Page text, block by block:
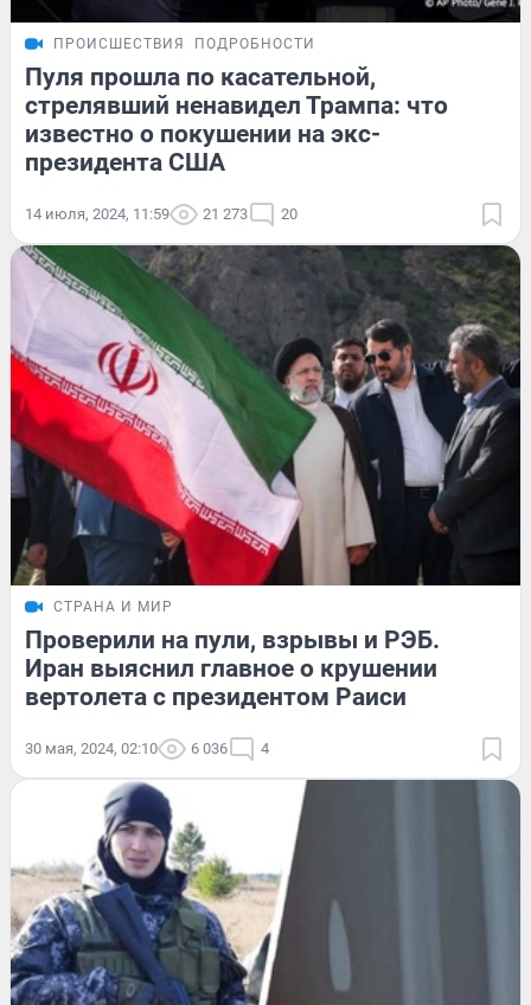
ПРОИСШЕСТВИЯ ПОДРОБНОСТИ
Пуля прошла по касательной,
стрелявший ненавидел Трампа: что
известно о покушении на экс-
президента США
14 июля, 2024, 11:59 21 273 20
СТРАНА И МИР
Проверили на пули, взрывы и РЭБ.
Иран выяснил главное о крушении
вертолета с президентом Раиси
30 мая, 2024, 02:10 6 036 4